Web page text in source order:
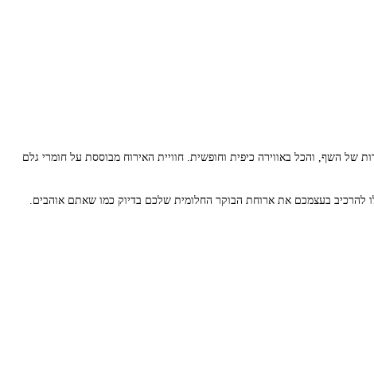
של השף, והכל באווירה כיפית וחופשית. חוויית האירוח מבוססת על חומרי גלם
להרכיב בעצמכם את ארוחת הבוקר החלומית שלכם בדיוק כמו שאתם אוהבים.